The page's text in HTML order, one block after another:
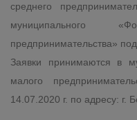
среднего
муниципального
предпринимательства»
Заявки принимаются в
малого
14.07.2020 г. по адресу: г.